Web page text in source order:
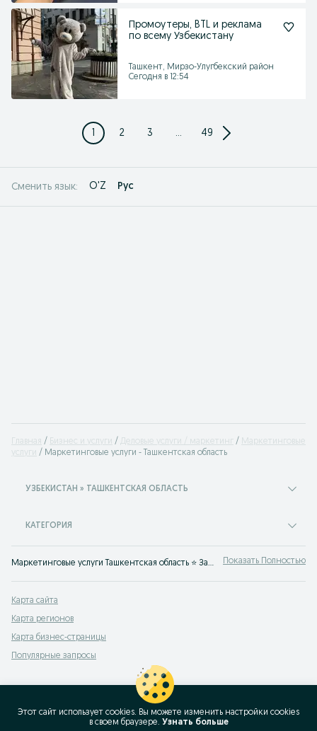
Промоутеры, BTL и реклама
по всему Узбекистану
Ташкент, Мирзо-Улугбекский район
Сегодня в 12:54
1 2 3 ... 49
Сменить язык: O'Z Рус
Главная Бизнес и услуги Деловые услуги / маркетинг
Маркетинговые
услуги
Маркетинговые услуги - Ташкентская область
УЗБЕКИСТАН » ТАШКЕНТСКАЯ ОБЛАСТЬ
КАТЕГОРИЯ
Маркетинговые услуги Ташкентская область ⭐ Запуск рекламы, продвижение в социальных сетях, создание контента и многое другое ☝ Найди подрядчиков просто с OLX.uz! Показать Полностью
Карта сайта
Карта регионов
Карта бизнес-страницы
Популярные запросы
Этот сайт использует cookies. Вы можете изменить настройки cookies
в своeм браузере. Узнать больше